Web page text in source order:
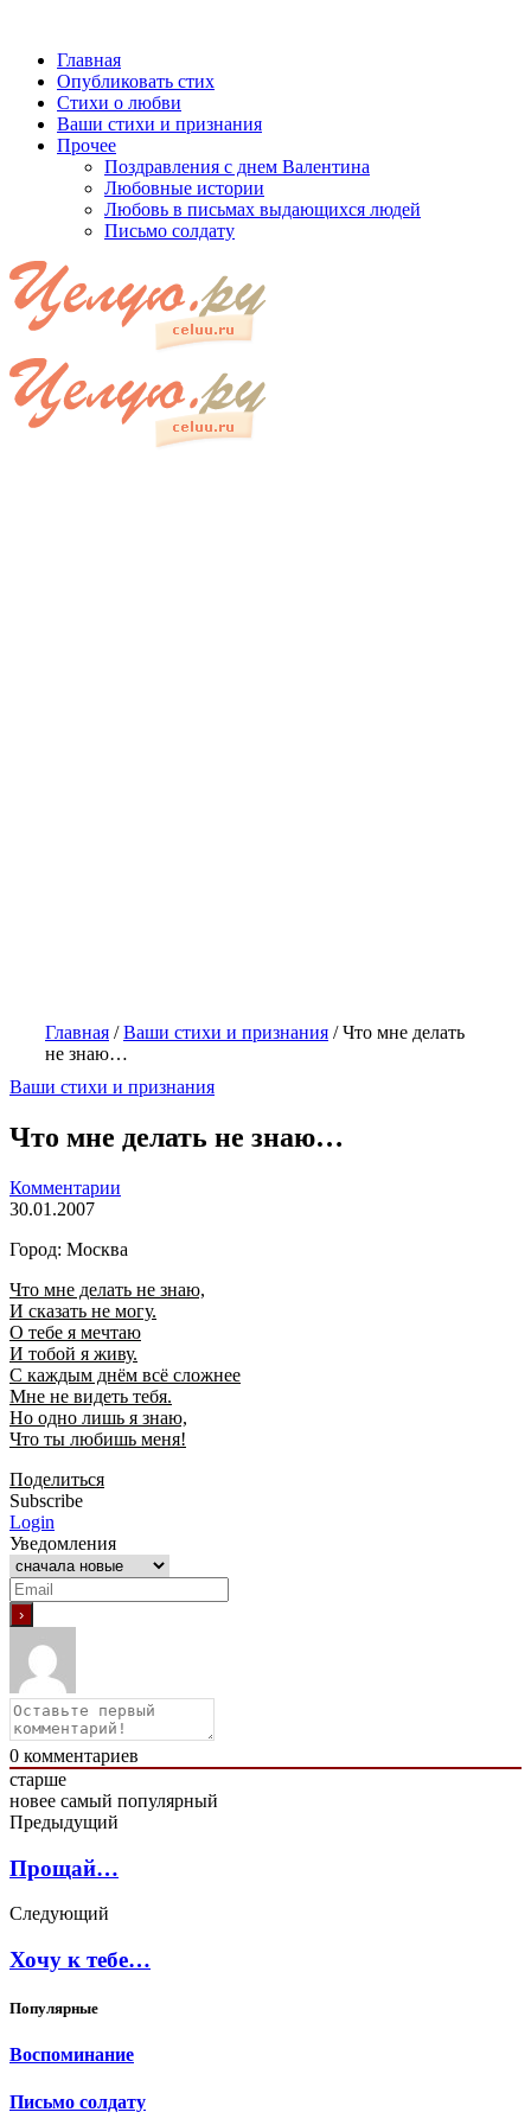
Главная
Опубликовать стих
Стихи о любви
Ваши стихи и признания
Прочее
Поздравления с днем Валентина
Любовные истории
Любовь в письмах выдающихся людей
Письмо солдату
Главная /Ваши стихи и признания /Что мне делать
не знаю…
Ваши стихи и признания
Что мне делать не знаю…
Комментарии
30.01.2007
Город: Москва
Что мне делать не знаю,
И сказать не могу.
О тебе я мечтаю
И тобой я живу.
С каждым днём всё сложнее
Мне не видеть тебя.
Но одно лишь я знаю,
Что ты любишь меня!
Поделиться
Subscribe
Login
Уведомления
0 комментариев
старше
новее самый популярный
Предыдущий
Прощай…
Следующий
Хочу к тебе…
Популярные
Воспоминание
Письмо солдату